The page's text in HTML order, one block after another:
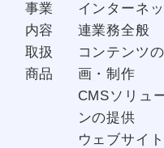
事業
内容
取扱
商品
インターネ
連業務全般
コンテンツ
画・制作
CMSソリュ
ンの提供
ウェブサイ